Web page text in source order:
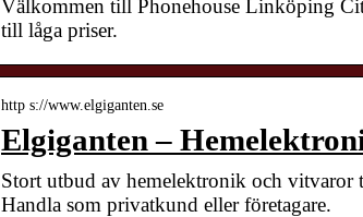
Välkommen till Phonehouse Linköping
till låga priser.
http s://www.elgiganten.se
Elgiganten –
Stort utbud av hemelektronik och vitvaror
Handla som privatkund eller företagare.